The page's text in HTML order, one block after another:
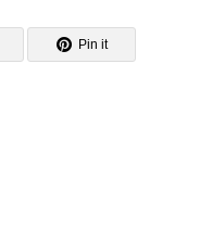
Pin it